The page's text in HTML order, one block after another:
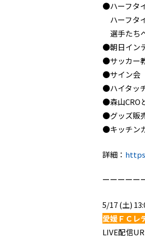
●ハーフタ
ハーフタ
選手たち
●朝日イン
●サッカー
●サイン会
●ハイタッ
●森山CRO
●グッズ販
●キッチン
詳細：
ーーーーー
5/17 (土)
愛媛ＦＣレ
LIVE配信